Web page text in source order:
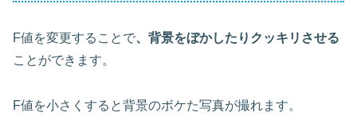
F値を変更することで、背景をぼかしたりクッキリさせる
ことができます。
F値を小さくすると背景のボケた写真が撮れます。